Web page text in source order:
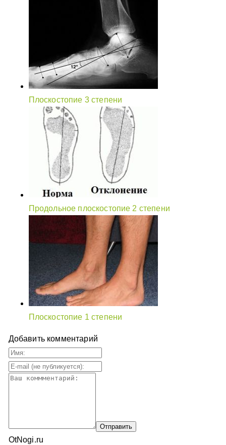
Плоскостопие 3 степени
Продольное плоскостопие 2 степени
Плоскостопие 1 степени
Добавить комментарий
OtNogi.ru